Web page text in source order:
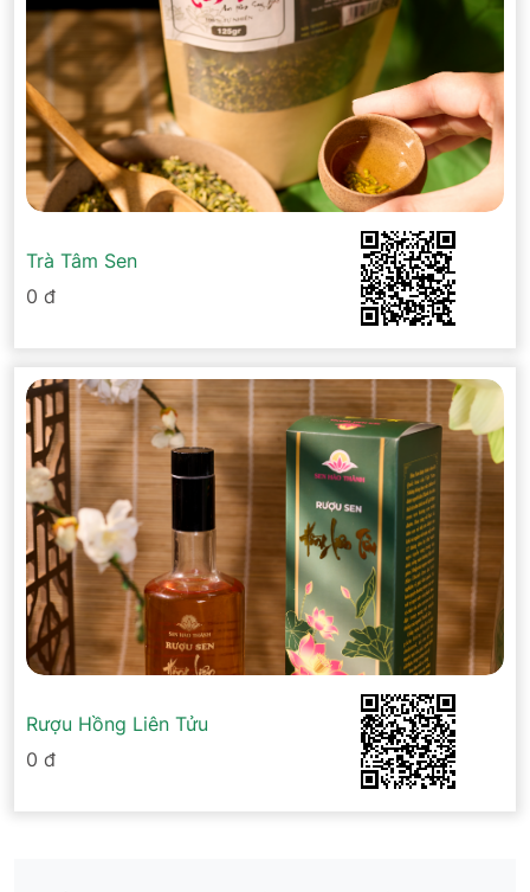
Trà Tâm Sen
0 đ
Rượu Hồng Liên Tửu
0 đ